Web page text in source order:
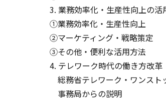
3. 業務効率化・生産性向上の活
①業務効率化・生産性向上
②マーケティング・戦略策定
③その他・便利な活用方法
4. テレワーク時代の働き方改革
総務省テレワーク・ワンスト
事務局からの説明